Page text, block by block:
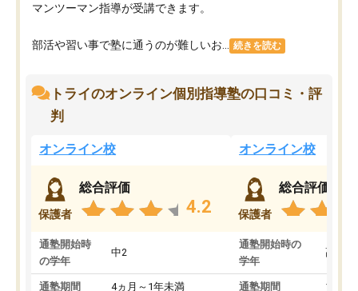
マンツーマン指導が受講できます。
部活や習い事で塾に通うのが難しいお... 続きを読む
トライのオンライン個別指導塾の口コミ・評
判
オンライン校
保護者
総合評価
4.2
通塾開始時
の学年
中2
通塾期間 4ヵ月～1年未満
オンライン校
保護者
総合評価
通塾開始時の
学年
高3
通塾期間 1～3